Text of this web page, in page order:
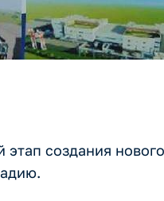
создания